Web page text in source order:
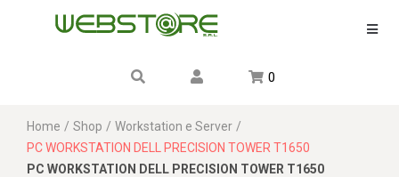
0
PC WORKSTATION DELL PRECISION TOWER T1650
Home / Shop / Workstation e Server /
PC WORKSTATION DELL PRECISION TOWER T1650